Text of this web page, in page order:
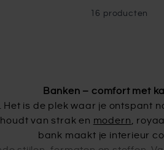
16 producten
Banken – comfort met
Het is de plek waar je ontspant
van strak en modern ,
bank maakt je interieur